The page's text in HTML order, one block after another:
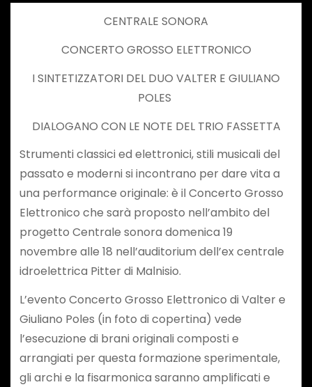
CENTRALE SONORA
CONCERTO GROSSO ELETTRONICO
I SINTETIZZATORI DEL DUO VALTER E GIULIANO
POLES
DIALOGANO CON LE NOTE DEL TRIO FASSETTA
Strumenti classici ed elettronici, stili musicali del
passato e moderni si incontrano per dare vita a
una performance originale: è il Concerto Grosso
Elettronico che sarà proposto nell’ambito del
progetto Centrale sonora domenica 19
novembre alle 18 nell’auditorium dell’ex centrale
idroelettrica Pitter di Malnisio.
L’evento Concerto Grosso Elettronico di Valter e
Giuliano Poles (in foto di copertina) vede
l’esecuzione di brani originali composti e
arrangiati per questa formazione sperimentale,
gli archi e la fisarmonica saranno amplificati e